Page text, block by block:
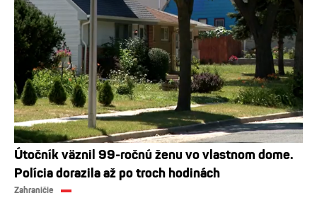
Útočník väznil 99-ročnú ženu vo vlastnom dome.
Polícia dorazila až po troch hodinách
Zahraničie